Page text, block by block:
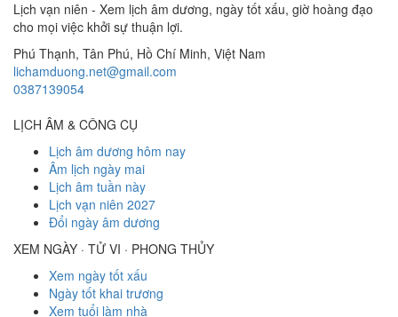
Lịch vạn niên - Xem lịch âm dương, ngày tốt xấu, giờ hoàng đạo
cho mọi việc khởi sự thuận lợi.
Phú Thạnh, Tân Phú, Hồ Chí Minh, Việt Nam
lichamduong.net@gmail.com
0387139054
LỊCH ÂM & CÔNG CỤ
Lịch âm dương hôm nay
Âm lịch ngày mai
Lịch âm tuần này
Lịch vạn niên 2027
Đổi ngày âm dương
XEM NGÀY · TỬ VI · PHONG THỦY
Xem ngày tốt xấu
Ngày tốt khai trương
Xem tuổi làm nhà